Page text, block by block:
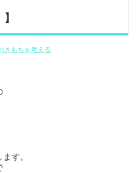
きもちを考える
す。